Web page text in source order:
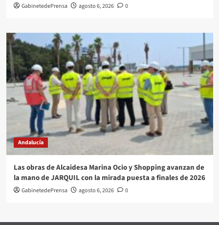
GabinetedePrensa agosto 6, 2026 0
Andalucía
Las obras de Alcaidesa Marina Ocio y Shopping avanzan de
la mano de JARQUIL con la mirada puesta a finales de 2026
GabinetedePrensa agosto 6, 2026 0